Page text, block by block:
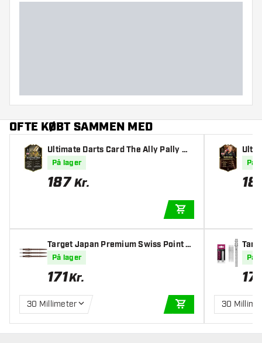
OFTE KØBT SAMMEN MED
Ultimate Darts Card The Ally Pally Wa
sp 2026
På lager
187 Kr.
Target Japan Premium Swiss Point Si
lica
På lager
171Kr.
30 Millimeter
TILFØJ TIL KURV
På
lver
På
171
30